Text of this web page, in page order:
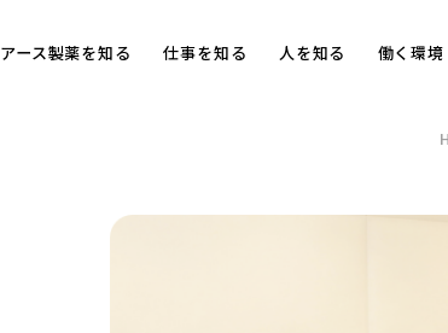
アース製薬を知る 仕事を知る 人を知る 働く環境